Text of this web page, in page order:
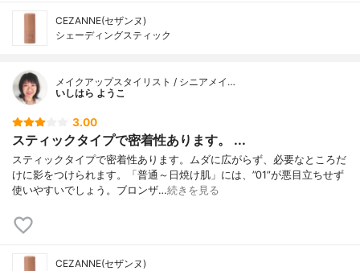
CEZANNE(セザンヌ)
シェーディングスティック
メイクアップスタイリスト / シニアメイ…
いしはら ようこ
3.00
スティックタイプで密着性あります。 ...
スティックタイプで密着性あります。ムダに広がらず、必要なところだ
けに影をつけられます。「普通～日焼け肌」には、”01”が悪目立ちせず
使いやすいでしょう。ブロンザ…続きを見る
CEZANNE(セザンヌ)